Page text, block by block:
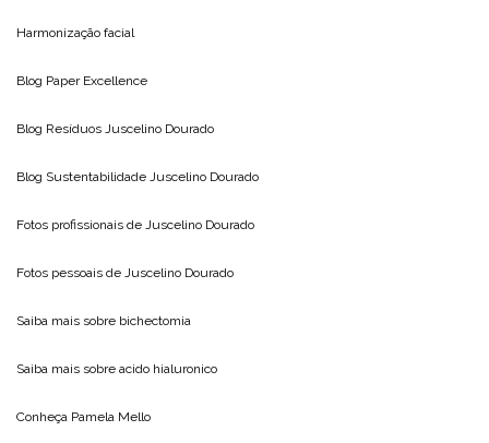
Harmonização facial
Blog Paper Excellence
Blog Resíduos Juscelino Dourado
Blog Sustentabilidade Juscelino Dourado
Fotos profissionais de Juscelino Dourado
Fotos pessoais de Juscelino Dourado
Saiba mais sobre bichectomia
Saiba mais sobre acido hialuronico
Conheça Pamela Mello